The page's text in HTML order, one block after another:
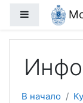
Перейти к
Боковая
В начало